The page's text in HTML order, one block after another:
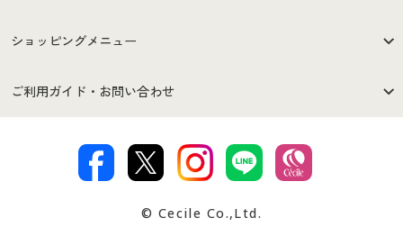
はじめての方へ
セシールご利用規約
著作権・商標について 会社案内
ショッピングメニュー
商品カテゴリ
ご利用ガイド・お問い合わせ
交換・返品は お支払は
© Cecile Co.,Ltd.